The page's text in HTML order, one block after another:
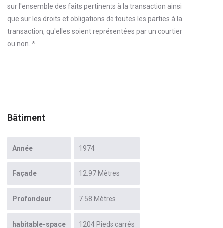
sur l'ensemble des faits pertinents à la transaction ainsi
que sur les droits et obligations de toutes les parties à la
transaction, qu'elles soient représentées par un courtier
ou non. *
Bâtiment
Année 1974
Façade 12.97 Mètres
Profondeur 7.58 Mètres
habitable-space 1204 Pieds carrés